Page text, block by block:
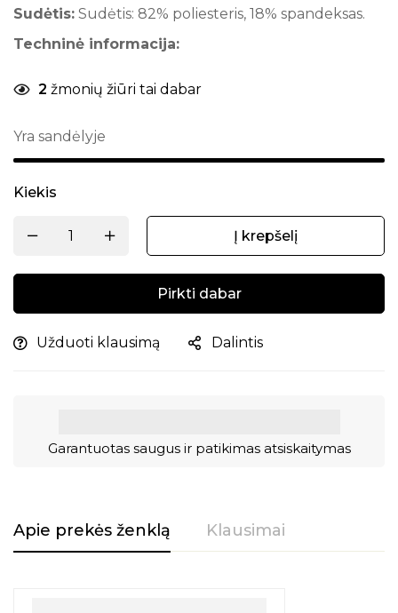
Sudėtis: Sudėtis: 82% poliesteris, 18% spandeksas.
Techninė informacija:
2 žmonių žiūri tai dabar
Yra sandėlyje
Kiekis
Į krepšelį
Pirkti dabar
Užduoti klausimą Dalintis
Garantuotas saugus ir patikimas atsiskaitymas
Apie prekės ženklą Klausimai